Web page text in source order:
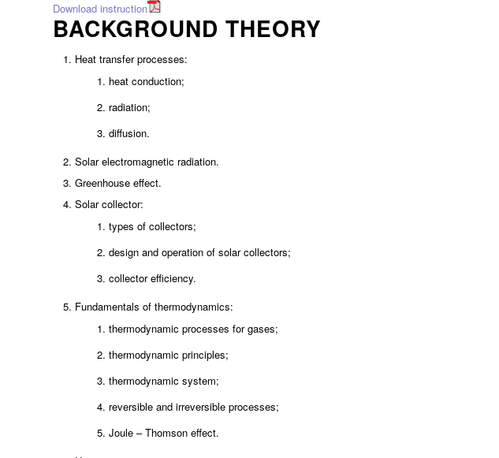
Download instruction
BACKGROUND THEORY
Heat transfer processes:
heat conduction;
radiation;
diffusion.
Solar electromagnetic radiation.
Greenhouse effect.
Solar collector:
types of collectors;
design and operation of solar collectors;
collector efficiency.
Fundamentals of thermodynamics:
thermodynamic processes for gases;
thermodynamic principles;
thermodynamic system;
reversible and irreversible processes;
Joule – Thomson effect.